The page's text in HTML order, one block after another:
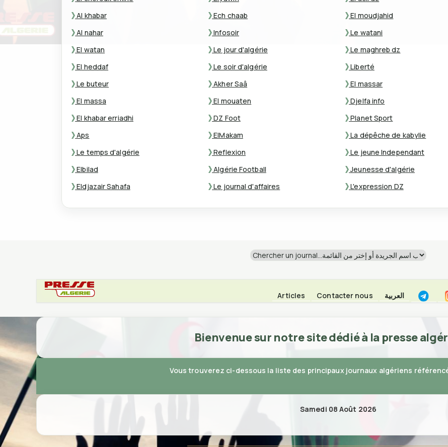
Al khabar
Ech chaab El moudjahid
Al nahar
Infosoir Le watani
El watan
Le jour d'algérie Le maghreb dz
El heddaf
Le soir d'algérie Liberté
Le buteur
Akher Saâ El massar
El massa
El mouaten Djelfa info
El khabar erriadhi
DZ Foot Planet Sport
Aps
ElMakam La dépêche de kabylie
Le temps d'algérie
Reflexion Le jeune Independant
Elbilad
Algérie Football Jeunesse d'algérie
Eldjazair Sahafa
Le journal d'affaires L'expression DZ
Articles Contacter nous العربية
Bienvenue sur notre site dédié à la presse
Vous trouverez ci-dessous la liste des principaux journaux algériens
Samedi 08 Août 2026